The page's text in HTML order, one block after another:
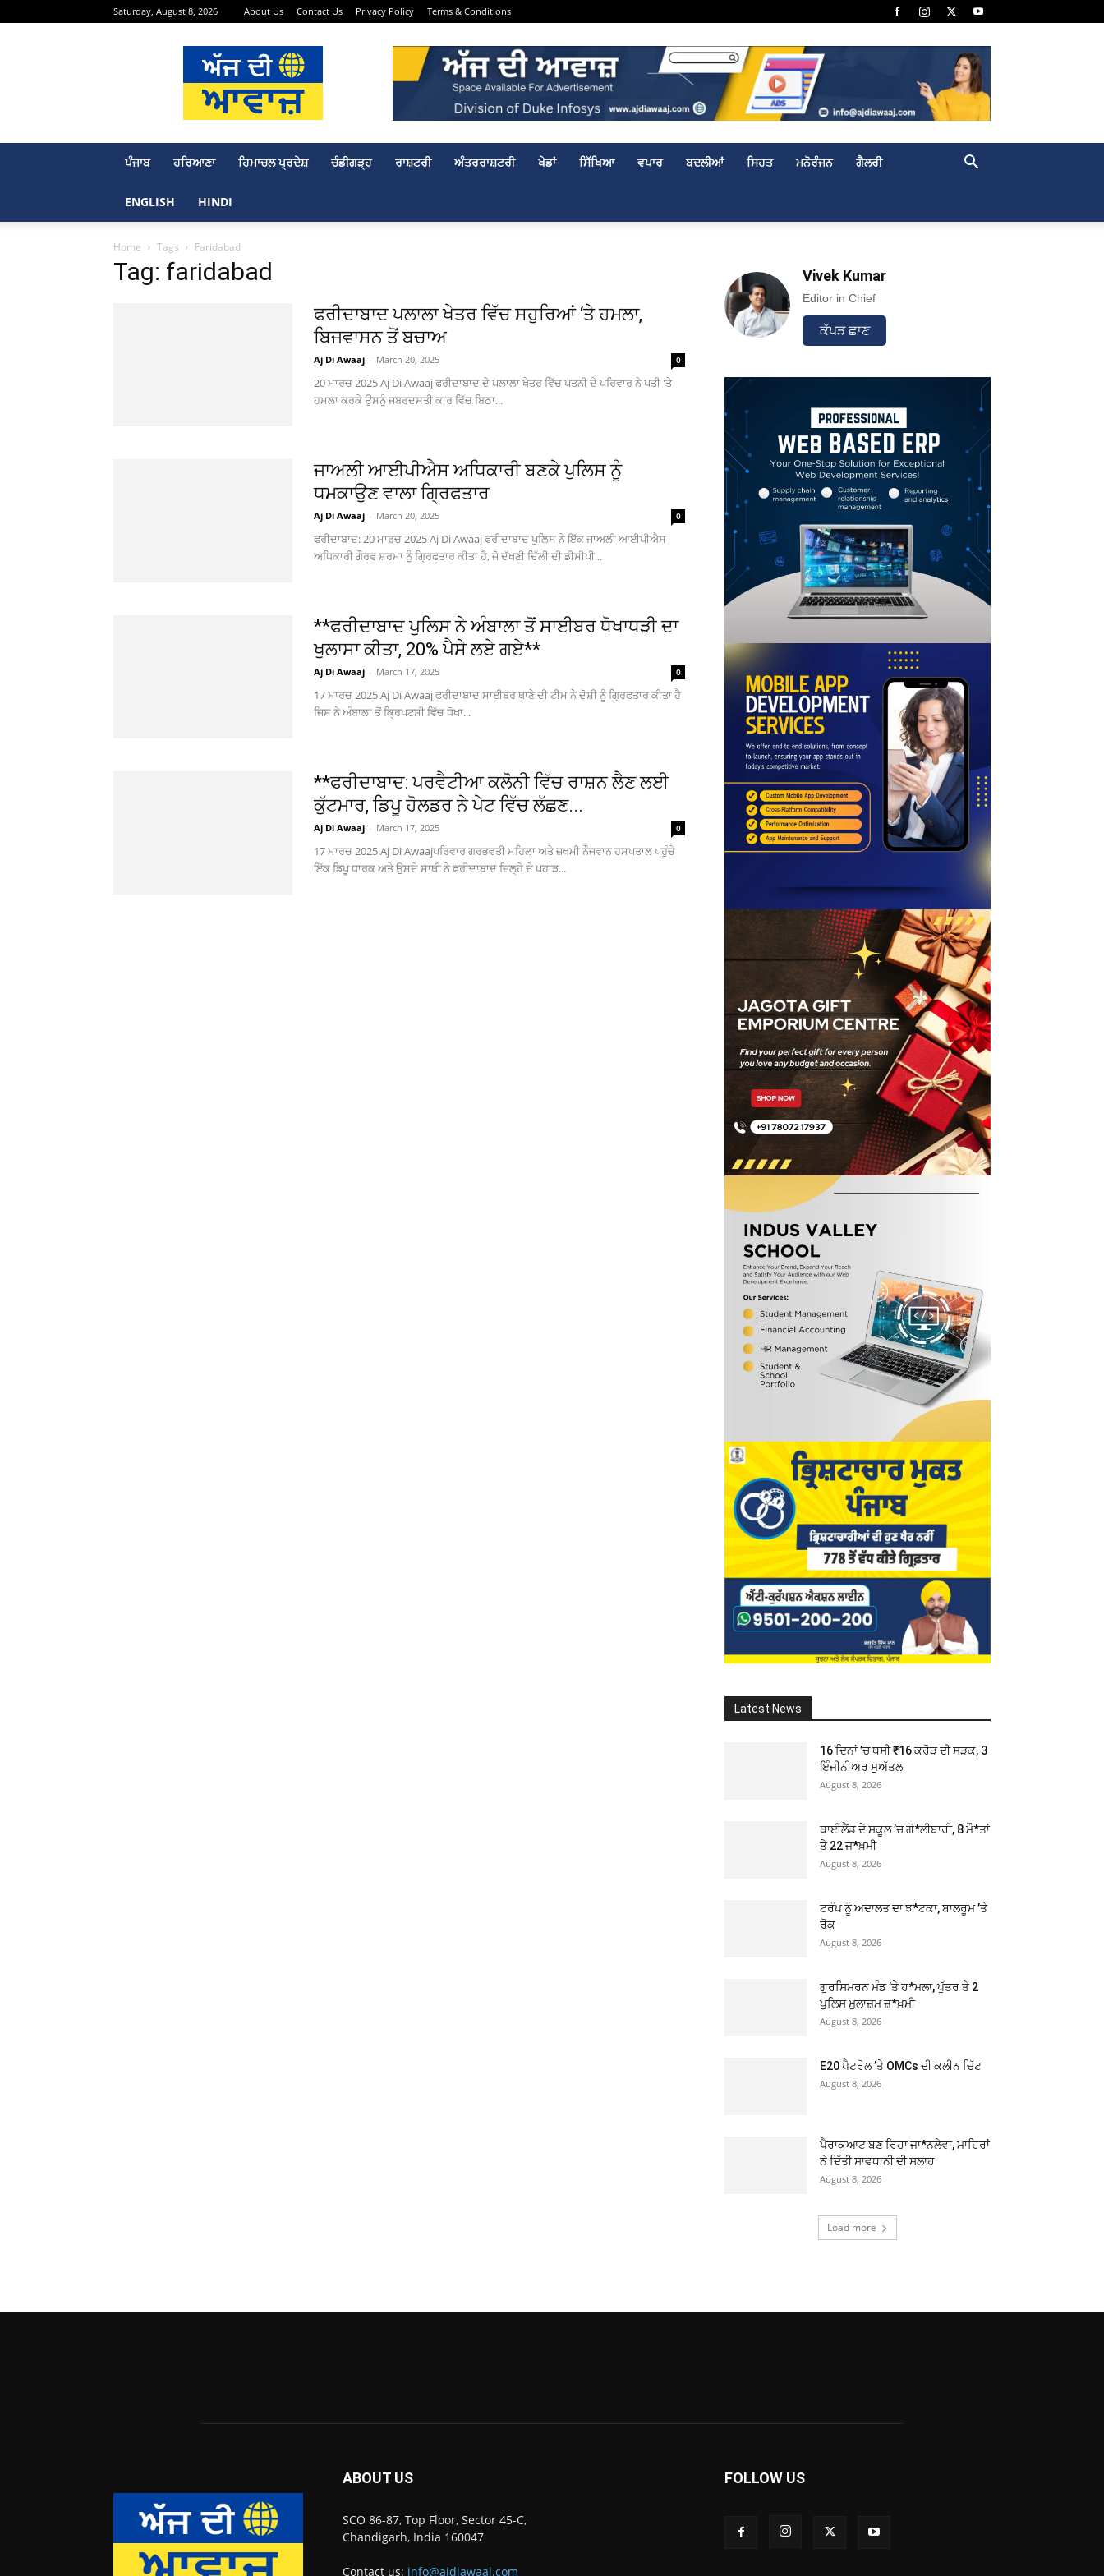
Saturday, August 8, 2026 About Us Contact Us Privacy Policy Terms & Conditions
Aj
Di
Awaaj
–
Punjabi
News
Portal
ਪੰਜਾਬ ਹਰਿਆਣਾ ਹਿਮਾਚਲ ਪ੍ਰਦੇਸ਼ ਚੰਡੀਗੜ੍ਹ ਰਾਸ਼ਟਰੀ ਅੰਤਰਰਾਸ਼ਟਰੀ ਖੇਡਾਂ ਸਿੱਖਿਆ ਵਪਾਰ ਬਦਲੀਆਂ ਸਿਹਤ ਮਨੋਰੰਜਨ ਗੈਲਰੀ
ENGLISH HINDI
Home Tags Faridabad
Tag: faridabad
ਫਰੀਦਾਬਾਦ ਪਲਾਲਾ ਖੇਤਰ ਵਿੱਚ ਸਹੁਰਿਆਂ ‘ਤੇ ਹਮਲਾ,
ਬਿਜਵਾਸਨ ਤੋਂ ਬਚਾਅ
Aj Di Awaaj - March 20, 2025 0
20 ਮਾਰਚ 2025 Aj Di Awaaj ਫਰੀਦਾਬਾਦ ਦੇ ਪਲਾਲਾ ਖੇਤਰ ਵਿੱਚ ਪਤਨੀ ਦੇ ਪਰਿਵਾਰ ਨੇ ਪਤੀ 'ਤੇ
ਹਮਲਾ ਕਰਕੇ ਉਸਨੂੰ ਜਬਰਦਸਤੀ ਕਾਰ ਵਿੱਚ ਬਿਠਾ...
ਜਾਅਲੀ ਆਈਪੀਐਸ ਅਧਿਕਾਰੀ ਬਣਕੇ ਪੁਲਿਸ ਨੂੰ
ਧਮਕਾਉਣ ਵਾਲਾ ਗ੍ਰਿਫਤਾਰ
Aj Di Awaaj - March 20, 2025 0
ਫਰੀਦਾਬਾਦ: 20 ਮਾਰਚ 2025 Aj Di Awaaj ਫਰੀਦਾਬਾਦ ਪੁਲਿਸ ਨੇ ਇੱਕ ਜਾਅਲੀ ਆਈਪੀਐਸ
ਅਧਿਕਾਰੀ ਗੌਰਵ ਸ਼ਰਮਾ ਨੂੰ ਗ੍ਰਿਫਤਾਰ ਕੀਤਾ ਹੈ, ਜੋ ਦੱਖਣੀ ਦਿੱਲੀ ਦੀ ਡੀਸੀਪੀ...
**ਫਰੀਦਾਬਾਦ ਪੁਲਿਸ ਨੇ ਅੰਬਾਲਾ ਤੋਂ ਸਾਈਬਰ ਧੋਖਾਧੜੀ ਦਾ
ਖੁਲਾਸਾ ਕੀਤਾ, 20% ਪੈਸੇ ਲਏ ਗਏ**
Aj Di Awaaj - March 17, 2025 0
17 ਮਾਰਚ 2025 Aj Di Awaaj ਫਰੀਦਾਬਾਦ ਸਾਈਬਰ ਥਾਣੇ ਦੀ ਟੀਮ ਨੇ ਦੋਸ਼ੀ ਨੂੰ ਗ੍ਰਿਫਤਾਰ ਕੀਤਾ ਹੈ
ਜਿਸ ਨੇ ਅੰਬਾਲਾ ਤੋਂ ਕ੍ਰਿਪਟਸੀ ਵਿੱਚ ਧੋਖਾ...
**ਫਰੀਦਾਬਾਦ: ਪਰਵੈਟੀਆ ਕਲੋਨੀ ਵਿੱਚ ਰਾਸ਼ਨ ਲੈਣ ਲਈ
ਕੁੱਟਮਾਰ, ਡਿਪੂ ਹੋਲਡਰ ਨੇ ਪੇਟ ਵਿੱਚ ਲੱਛਣ...
Aj Di Awaaj - March 17, 2025 0
17 ਮਾਰਚ 2025 Aj Di Awaajਪਰਿਵਾਰ ਗਰਭਵਤੀ ਮਹਿਲਾ ਅਤੇ ਜ਼ਖਮੀ ਨੌਜਵਾਨ ਹਸਪਤਾਲ ਪਹੁੰਚੇ
ਇੱਕ ਡਿਪੂ ਧਾਰਕ ਅਤੇ ਉਸਦੇ ਸਾਥੀ ਨੇ ਫਰੀਦਾਬਾਦ ਜ਼ਿਲ੍ਹੇ ਦੇ ਪਹਾੜ...
Vivek Kumar
Editor in Chief
ਕੱਪੜ ਛਾਣ
Latest News
16 ਦਿਨਾਂ ’ਚ ਧਸੀ ₹16 ਕਰੋੜ ਦੀ ਸੜਕ, 3
ਇੰਜੀਨੀਅਰ ਮੁਅੱਤਲ
August 8, 2026
ਥਾਈਲੈਂਡ ਦੇ ਸਕੂਲ ’ਚ ਗੋ*ਲੀਬਾਰੀ, 8 ਮੌ*ਤਾਂ
ਤੇ 22 ਜ਼*ਖ਼ਮੀ
August 8, 2026
ਟਰੰਪ ਨੂੰ ਅਦਾਲਤ ਦਾ ਝ*ਟਕਾ, ਬਾਲਰੂਮ ’ਤੇ
ਰੋਕ
August 8, 2026
ਗੁਰਸਿਮਰਨ ਮੰਡ ’ਤੇ ਹ*ਮਲਾ, ਪੁੱਤਰ ਤੇ 2
ਪੁਲਿਸ ਮੁਲਾਜ਼ਮ ਜ਼*ਖ਼ਮੀ
August 8, 2026
E20 ਪੈਟਰੋਲ ’ਤੇ OMCs ਦੀ ਕਲੀਨ ਚਿੱਟ
August 8, 2026
ਪੈਰਾਕੁਆਟ ਬਣ ਰਿਹਾ ਜਾ*ਨਲੇਵਾ, ਮਾਹਿਰਾਂ
ਨੇ ਦਿੱਤੀ ਸਾਵਧਾਨੀ ਦੀ ਸਲਾਹ
August 8, 2026
Load more
ABOUT US
SCO 86-87, Top Floor, Sector 45-C,
Chandigarh, India 160047
Contact us: info@ajdiawaaj.com
FOLLOW US